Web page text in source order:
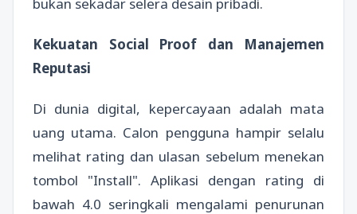
Kekuatan Social Proof dan Manajemen
Reputasi
Di dunia digital, kepercayaan adalah mata
uang utama. Calon pengguna hampir selalu
melihat rating dan ulasan sebelum menekan
tombol "Install". Aplikasi dengan rating di
bawah 4.0 seringkali mengalami penurunan